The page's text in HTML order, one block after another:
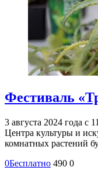
Фестиваль
3 августа 2024 года с
Центра культуры и
комнатных растений
0Бесплатно 490 0